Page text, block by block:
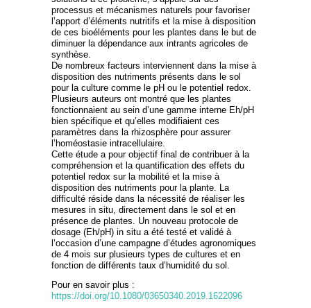
processus et mécanismes naturels pour favoriser
l’apport d’éléments nutritifs et la mise à disposition
de ces bioéléments pour les plantes dans le but de
diminuer la dépendance aux intrants agricoles de
synthèse.
De nombreux facteurs interviennent dans la mise à
disposition des nutriments présents dans le sol
pour la culture comme le pH ou le potentiel redox.
Plusieurs auteurs ont montré que les plantes
fonctionnaient au sein d’une gamme interne Eh/pH
bien spécifique et qu’elles modifiaient ces
paramètres dans la rhizosphère pour assurer
l’homéostasie intracellulaire.
Cette étude a pour objectif final de contribuer à la
compréhension et la quantification des effets du
potentiel redox sur la mobilité et la mise à
disposition des nutriments pour la plante. La
difficulté réside dans la nécessité de réaliser les
mesures in situ, directement dans le sol et en
présence de plantes. Un nouveau protocole de
dosage (Eh/pH) in situ a été testé et validé à
l’occasion d’une campagne d’études agronomiques
de 4 mois sur plusieurs types de cultures et en
fonction de différents taux d’humidité du sol.
Pour en savoir plus :
https://doi.org/10.1080/03650340.2019.1622096